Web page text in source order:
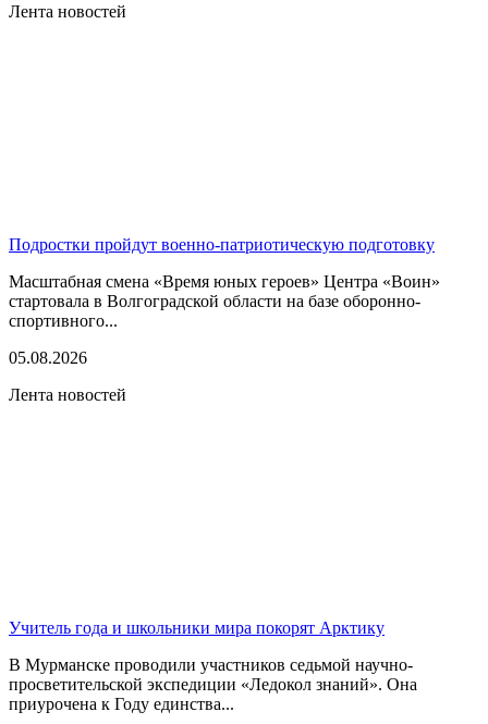
Лента новостей
Подростки пройдут военно-патриотическую подготовку
Масштабная смена «Время юных героев» Центра «Воин»
стартовала в Волгоградской области на базе оборонно-
спортивного...
05.08.2026
Лента новостей
Учитель года и школьники мира покорят Арктику
В Мурманске проводили участников седьмой научно-
просветительской экспедиции «Ледокол знаний». Она
приурочена к Году единства...